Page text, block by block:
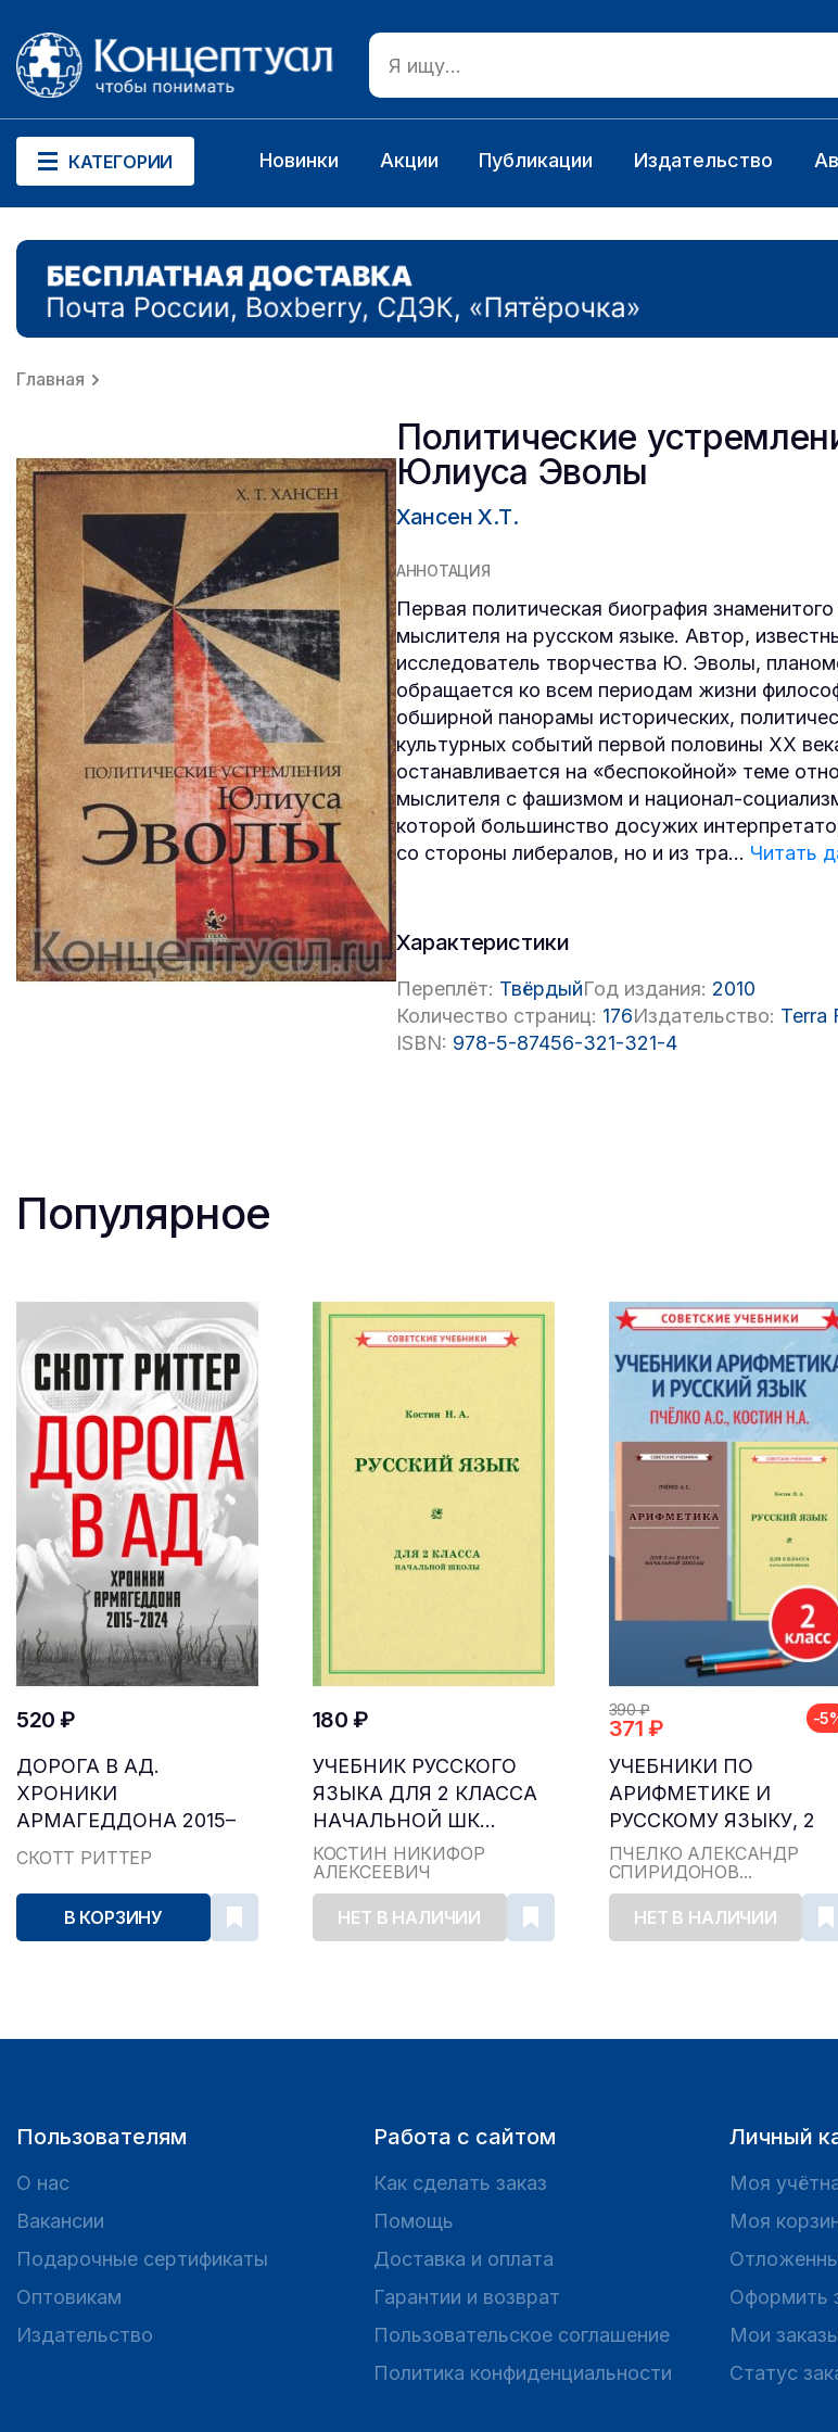
КАТЕГОРИИ Новинки Акции Публикации Издательство
Главная
Политические
Юлиуса Эволы
Хансен Х.Т.
АННОТАЦИЯ
Первая политическая биография знаменитого
мыслителя на русском языке. Автор,
исследователь творчества Ю. Эволы,
обращается ко всем периодам жизни
обширной панорамы исторических,
культурных событий первой половины XX
останавливается на «беспокойной» теме
мыслителя с фашизмом и национал-
которой большинство досужих
со стороны либералов, но и из тра... Читать
Характеристики
Переплёт: ТвёрдыйГод издания: 2010
Количество страниц: 176Издательство: Terra
ISBN: 978-5-87456-321-321-4
Популярное
520 ₽
ДОРОГА В АД.
ХРОНИКИ
АРМАГЕДДОНА 2015–
2024
СКОТТ РИТТЕР
В КОРЗИНУ
180 ₽
УЧЕБНИК РУССКОГО
ЯЗЫКА ДЛЯ 2 КЛАССА
НАЧАЛЬНОЙ ШК...
КОСТИН НИКИФОР
АЛЕКСЕЕВИЧ
НЕТ В НАЛИЧИИ
390 ₽
371 ₽ -
УЧЕБНИКИ ПО
АРИФМЕТИКЕ И
РУССКОМУ ЯЗЫКУ, 2
КЛАСС...
ПЧЁЛКО АЛЕКСАНДР
СПИРИДОНОВ...
НЕТ В НАЛИЧИИ
Пользователям
О нас
Вакансии
Подарочные сертификаты
Оптовикам
Издательство
Работа с сайтом
Как сделать заказ
Помощь
Доставка и оплата
Гарантии и возврат
Пользовательское соглашение
Политика конфиденциальности
Личный
Моя
Моя
Оформить
Мои
Статус